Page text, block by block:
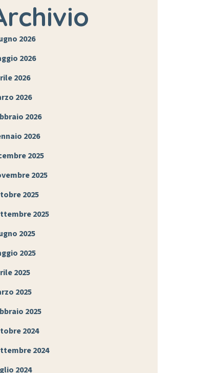
2026
2026
2026
2026
2026
2026
2025
2025
2025
2025
2025
2025
2025
2025
2025
2024
2024
2024